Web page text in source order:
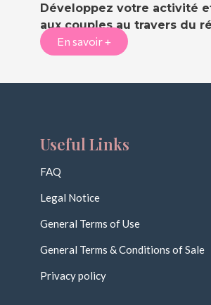
Développez votre activité
aux couples au travers du
En savoir +
Useful Links
FAQ
Legal Notice
General Terms of Use
General Terms & Conditions of Sale
Privacy policy